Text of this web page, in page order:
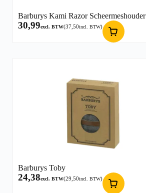
Barburys Kami Razor Scheermeshouder
30,99excl. BTW(37,50incl. BTW)
Barburys Toby
24,38excl. BTW(29,50incl. BTW)